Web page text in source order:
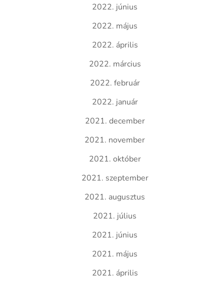
2022. június
2022. május
2022. április
2022. március
2022. február
2022. január
2021. december
2021. november
2021. október
2021. szeptember
2021. augusztus
2021. július
2021. június
2021. május
2021. április